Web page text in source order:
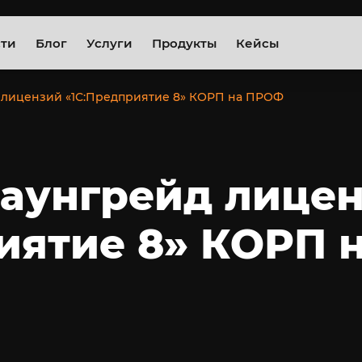
Блог Услуги Продукты Кейсы
лицензий «1С:Предприятие 8» КОРП на ПРОФ
8» КОРП